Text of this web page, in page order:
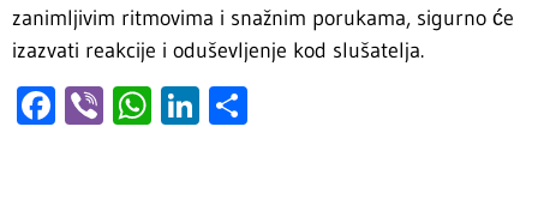
zanimljivim ritmovima i snažnim porukama, sigurno će
izazvati reakcije i oduševljenje kod slušatelja.
Facebook
ViberWhatsApp
LinkedIn